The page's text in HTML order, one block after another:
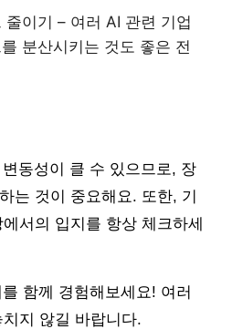
이기 – 여러 AI 관련 기업
분산시키는 것도 좋은 전
동성이 클 수 있으므로, 장
는 것이 중요해요. 또한, 기
서의 입지를 항상 체크하세
함께 경험해보세요! 여러
지 않길 바랍니다.